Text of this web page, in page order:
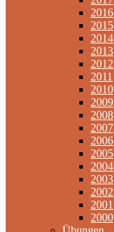
2016
2015
2014
2013
2012
2011
2010
2009
2008
2007
2006
2005
2004
2003
2002
2001
2000